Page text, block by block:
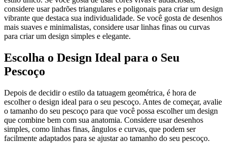
considere usar padrões triangulares e poligonais para criar um design
vibrante que destaca sua individualidade. Se você gosta de desenhos
mais suaves e minimalistas, considere usar linhas finas ou curvas
para criar um design simples e elegante.
Escolha o Design Ideal para o Seu
Pescoço
Depois de decidir o estilo da tatuagem geométrica, é hora de
escolher o design ideal para o seu pescoço. Antes de começar, avalie
o tamanho do seu pescoço para que você possa escolher um design
que combine bem com sua anatomia. Considere usar desenhos
simples, como linhas finas, ângulos e curvas, que podem ser
facilmente adaptados para se ajustar ao tamanho do seu pescoço.